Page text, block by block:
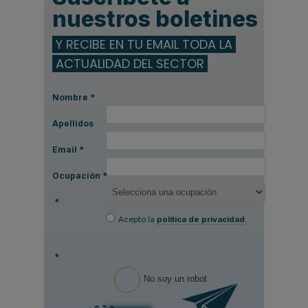
nuestros boletines
Y RECIBE EN TU EMAIL TODA LA
ACTUALIDAD DEL SECTOR
Nombre *
Apellidos
Email *
Ocupación *
*
Acepto la política de privacidad
*
No soy un robot